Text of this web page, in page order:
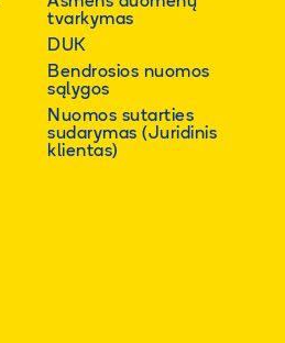
tvarkymas
DUK
Bendrosios nuomos
sąlygos
Nuomos sutarties
sudarymas (Juridinis
klientas)